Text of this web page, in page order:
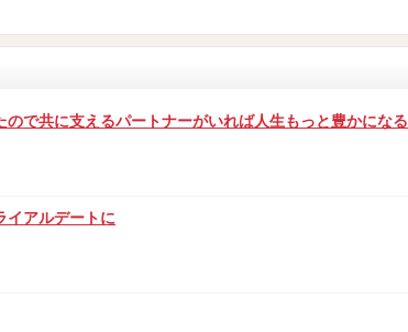
で共に支えるパートナーがいれば人生もっと豊かになる
イアルデートに